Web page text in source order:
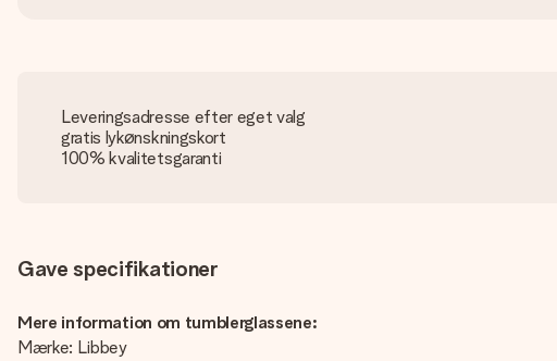
Leveringsadresse efter eget valg
gratis lykønskningskort
100% kvalitetsgaranti
Gave specifikationer
Mere information om tumblerglassene:
Mærke: Libbey